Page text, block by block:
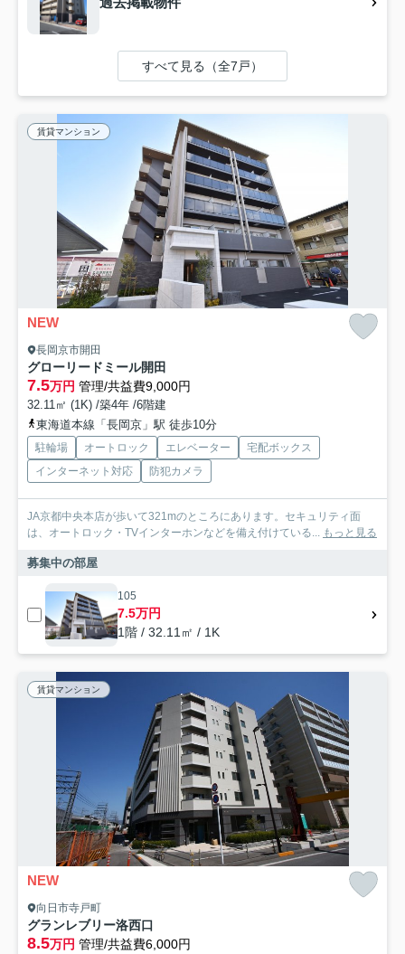
すべて見る（全7戸）
賃貸マンション
NEW
長岡京市開田
グローリードミール開田
7.5万円 管理/共益費9,000円
32.11㎡ (1K) /築4年 /6階建
東海道本線「長岡京」駅 徒歩10分
駐輪場 オートロック エレベーター
宅配ボックス
インターネット対応
防犯カメラ
JA京都中央本店が歩いて321mのところにあります。セキュリティ面
は、オートロック・TVインターホンなどを備え付けている... もっと見る
募集中の部屋
105
7.5万円
1階 / 32.11㎡ / 1K
賃貸マンション
NEW
向日市寺戸町
グランレブリー洛西口
8.5万円 管理/共益費6,000円